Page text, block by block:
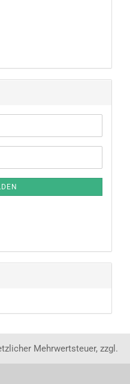
Mehrwertsteuer, zzgl.